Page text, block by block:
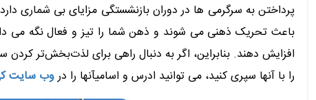
پرداختن به سرگرمی ها در دوران بازنشستگی مزایای بی شماری
باعث تحریک ذهنی می شوند و ذهن شما را تیز و فعال نگه می
افزایش دهند. بنابراین، اگر به دنبال راهی برای لذت‌بخش‌تر
را با آنها سپری کنید، می توانید ادرس و اسامیآنها را دروب سایت